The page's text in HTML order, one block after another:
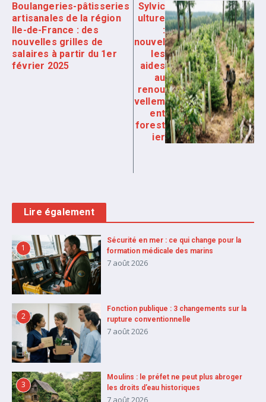
Boulangeries-pâtisseries
artisanales de la région
Ile-de-France : des
nouvelles grilles de
salaires à partir du 1er
février 2025
Sylvic
ulture
:
nouvel
les
aides
au
renou
vellem
ent
forest
ier
Lire également
1
Sécurité en mer : ce qui change pour la
formation médicale des marins
7 août 2026
2
Fonction publique : 3 changements sur la
rupture conventionnelle
7 août 2026
3
Moulins : le préfet ne peut plus abroger
les droits d’eau historiques
7 août 2026